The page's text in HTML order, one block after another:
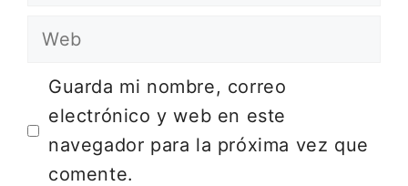
Web
Guarda mi nombre, correo
electrónico y web en este
navegador para la próxima vez que
comente.